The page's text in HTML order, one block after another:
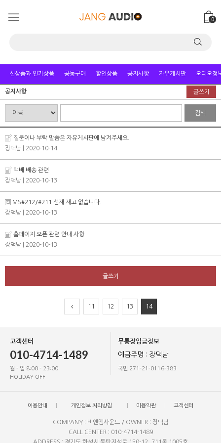
0
신상품과 인기상품 공동구매 할인상품 공지사항 자유게시판 오디오정
공지사항 글쓰기
검색
질문이나 부탁 말씀은 자유게시판에 남겨주세요.
장덕남
| 2020-10-14
택배 배송 관련
장덕남
| 2020-10-13
MS#212/#211 선재 재고 없습니다.
장덕남
| 2020-10-13
홈페이지 오픈 관련 안내 사항
장덕남
| 2020-10-13
글쓰기
11 12 13 14
고객센터
010-4714-1489
월 - 일 8:00 - 23:00
HOLIDAY OFF
무통장입금정보
예금주명 : 장덕남
국민 271-21-0116-383
이용안내 개인정보 처리방침 이용약관 고객센터
COMPANY : 비앤엠사운드 / OWNER : 장덕남
CALL CENTER : 010-4714-1489